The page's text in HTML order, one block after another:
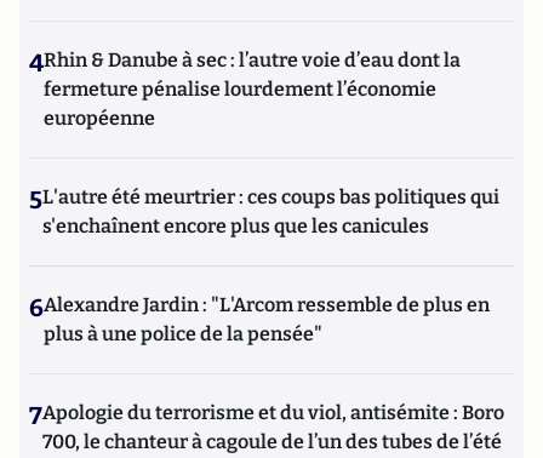
4Rhin & Danube à sec : l’autre voie d’eau dont la
fermeture pénalise lourdement l’économie
européenne
5L'autre été meurtrier : ces coups bas politiques qui
s'enchaînent encore plus que les canicules
6Alexandre Jardin : "L'Arcom ressemble de plus en
plus à une police de la pensée"
7Apologie du terrorisme et du viol, antisémite : Boro
700, le chanteur à cagoule de l’un des tubes de l’été